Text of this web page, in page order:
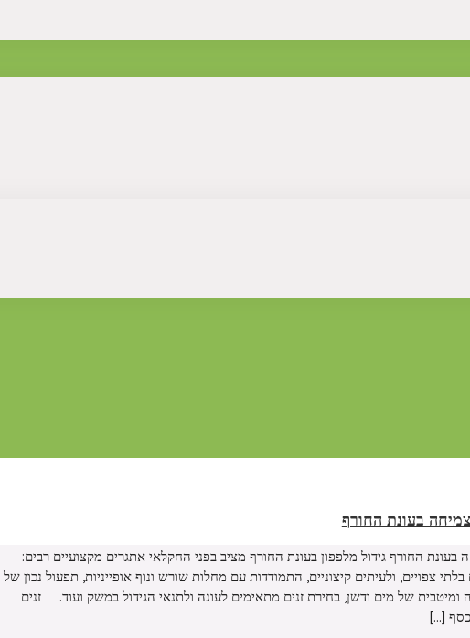
בעונת החורף
בעונת החורף גידול מלפפון בעונת החורף מציב בפני החקלאי אתגרים מקצועיים רבים:
צפויים, ולעיתים קיצוניים, התמודדות עם מחלות שורש ונוף אופייניות, תפעול נכון של
של מים ודשן, בחירת זנים מתאימים לעונה ולתנאי הגידול במשק ועוד. זנים
[...]